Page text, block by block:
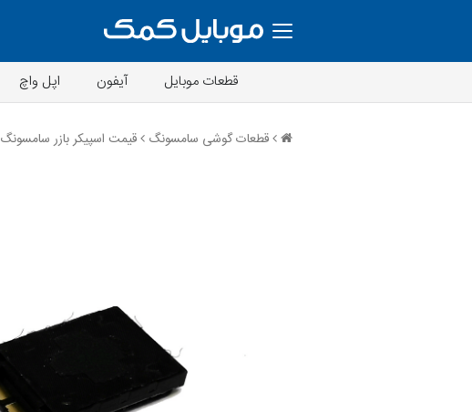
قطعات موبایل آیفون اپل واچ
قطعات گوشی سامسونگ قیمت اسپیکر بازر سامسونگ A40